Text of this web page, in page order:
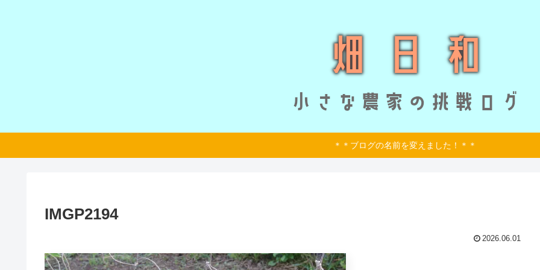
＊＊ブログの名前を変えました！＊＊
IMGP2194
2026.06.01